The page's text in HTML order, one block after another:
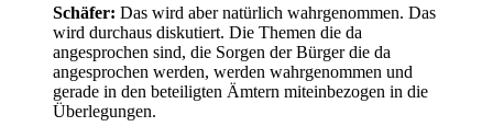
Schäfer: Das wird aber natürlich wahrgenommen. Das
wird durchaus diskutiert. Die Themen die da
angesprochen sind, die Sorgen der Bürger die da
angesprochen werden, werden wahrgenommen und
gerade in den beteiligten Ämtern miteinbezogen in die
Überlegungen.